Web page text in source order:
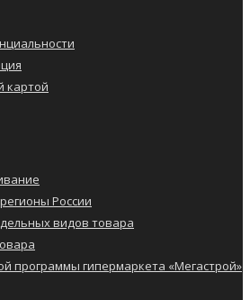
картой
России
видов товара
программы гипермаркета «Мегастрой»